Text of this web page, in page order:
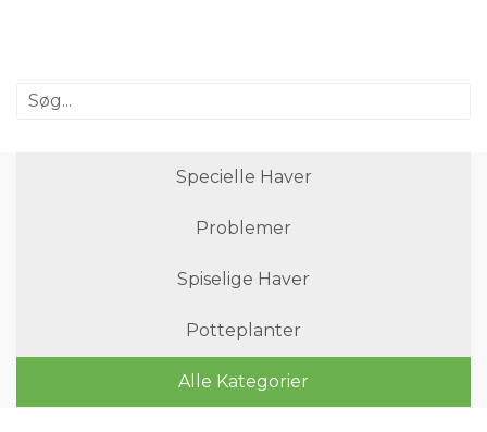
Specielle Haver
Problemer
Spiselige Haver
Potteplanter
Alle Kategorier